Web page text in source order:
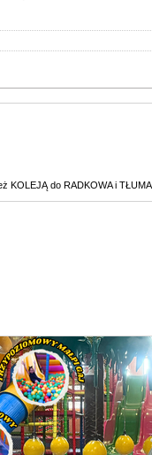
KOLEJĄ do RADKOWA i